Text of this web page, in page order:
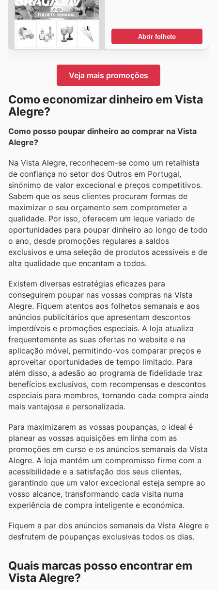
Abrir folheto
Veja mais promoções
Como economizar dinheiro em Vista
Alegre?
Como posso poupar dinheiro ao comprar na Vista
Alegre?
Na Vista Alegre, reconhecem-se como um retalhista
de confiança no setor dos Outros em Portugal,
sinónimo de valor excecional e preços competitivos.
Sabem que os seus clientes procuram formas de
maximizar o seu orçamento sem comprometer a
qualidade. Por isso, oferecem um leque variado de
oportunidades para poupar dinheiro ao longo de todo
o ano, desde promoções regulares a saldos
exclusivos e uma seleção de produtos acessíveis e de
alta qualidade que encantam a todos.
Existem diversas estratégias eficazes para
conseguirem poupar nas vossas compras na Vista
Alegre. Fiquem atentos aos folhetos semanais e aos
anúncios publicitários que apresentam descontos
imperdíveis e promoções especiais. A loja atualiza
frequentemente as suas ofertas no website e na
aplicação móvel, permitindo-vos comparar preços e
aproveitar oportunidades de tempo limitado. Para
além disso, a adesão ao programa de fidelidade traz
benefícios exclusivos, com recompensas e descontos
especiais para membros, tornando cada compra ainda
mais vantajosa e personalizada.
Para maximizarem as vossas poupanças, o ideal é
planear as vossas aquisições em linha com as
promoções em curso e os anúncios semanais da Vista
Alegre. A loja mantém um compromisso firme com a
acessibilidade e a satisfação dos seus clientes,
garantindo que um valor excecional esteja sempre ao
vosso alcance, transformando cada visita numa
experiência de compra inteligente e económica.
Fiquem a par dos anúncios semanais da Vista Alegre e
desfrutem de poupanças exclusivas todos os dias.
Quais marcas posso encontrar em
Vista Alegre?